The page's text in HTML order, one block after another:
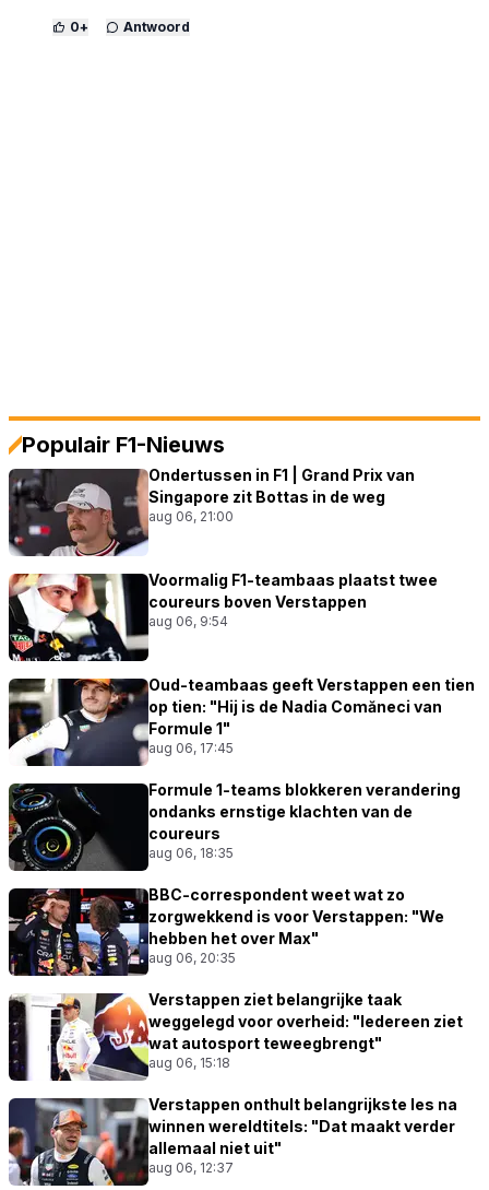
0+ Antwoord
Populair F1-Nieuws
Ondertussen in F1 | Grand Prix van
Singapore zit Bottas in de weg
aug 06, 21:00
Voormalig F1-teambaas plaatst twee
coureurs boven Verstappen
aug 06, 9:54
Oud-teambaas geeft Verstappen een tien
op tien: "Hij is de Nadia Comăneci van
Formule 1"
aug 06, 17:45
Formule 1-teams blokkeren verandering
ondanks ernstige klachten van de
coureurs
aug 06, 18:35
BBC-correspondent weet wat zo
zorgwekkend is voor Verstappen: "We
hebben het over Max"
aug 06, 20:35
Verstappen ziet belangrijke taak
weggelegd voor overheid: "Iedereen ziet
wat autosport teweegbrengt"
aug 06, 15:18
Verstappen onthult belangrijkste les na
winnen wereldtitels: "Dat maakt verder
allemaal niet uit"
aug 06, 12:37